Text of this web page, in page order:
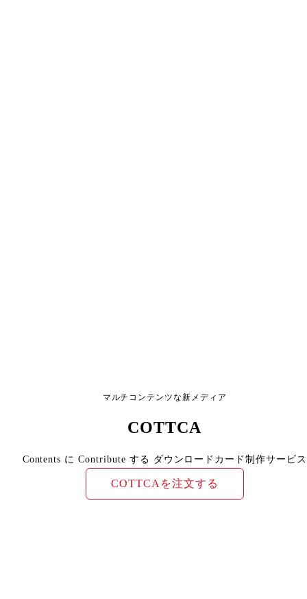
マルチコンテンツな新メディア
COTTCA
Contents に Contribute する ダウンロードカード制作サービス
COTTCAを注文する